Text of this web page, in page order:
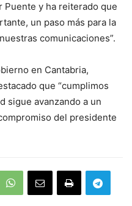
Puente y ha reiterado que
un paso más para la
comunicaciones”.
en Cantabria,
que “cumplimos
sigue avanzando a un
del presidente